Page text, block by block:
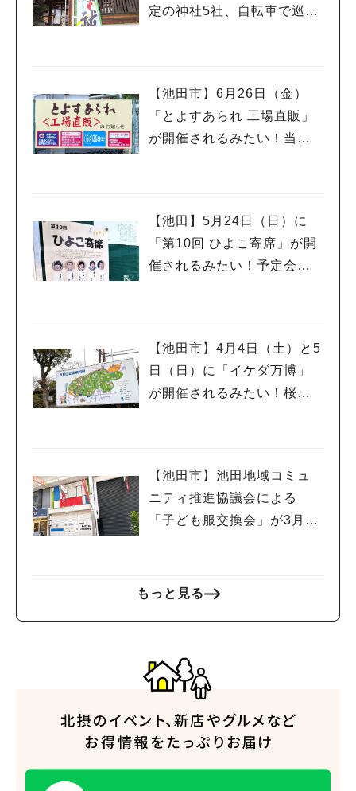
定の神社5社、自転車で巡っ
【池田市】6月26日（金）
「とよすあられ 工場直販」
が開催されるみたい！当日
【池田】5月24日（日）に
「第10回 ひよこ寄席」が開
催されるみたい！予定会場
【池田市】4月4日（土）と5
日（日）に「イケダ万博」
が開催されるみたい！桜も
【池田市】池田地域コミュ
ニティ推進協議会による
「子ども服交換会」が3月29
もっと見る
人気のキーワード
#教えたい／教えて投稿記事